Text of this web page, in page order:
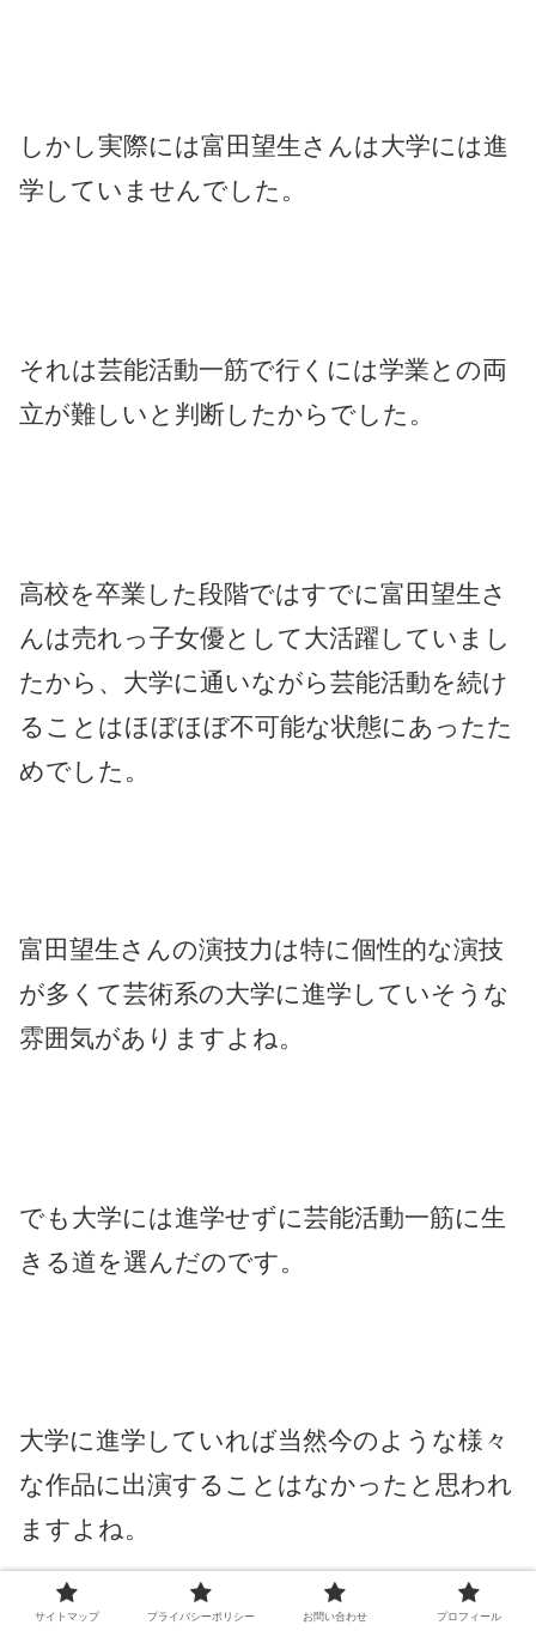
しかし実際には富田望生さんは大学には進
学していませんでした。
それは芸能活動一筋で行くには学業との両
立が難しいと判断したからでした。
高校を卒業した段階ではすでに富田望生さ
んは売れっ子女優として大活躍していまし
たから、大学に通いながら芸能活動を続け
ることはほぼほぼ不可能な状態にあったた
めでした。
富田望生さんの演技力は特に個性的な演技
が多くて芸術系の大学に進学していそうな
雰囲気がありますよね。
でも大学には進学せずに芸能活動一筋に生
きる道を選んだのです。
大学に進学していれば当然今のような様々
な作品に出演することはなかったと思われ
ますよね。
サイトマップ プライバシーポリシー お問い合わせ プロフィール